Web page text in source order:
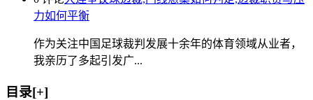
力如何平衡
作为关注中国足球裁判发展十余年的体育领域从业者，
我亲历了多起引发广...
目录[+]